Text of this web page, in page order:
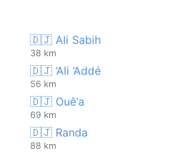
🇩🇯 Ali Sabih
38 km
🇩🇯 ‘Ali ‘Addé
56 km
🇩🇯 Ouê‘a
69 km
🇩🇯 Randa
88 km